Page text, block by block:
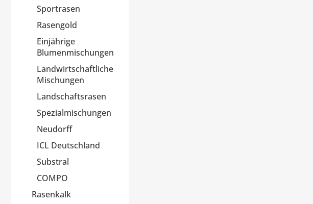
Sportrasen
Rasengold
Einjährige
Blumenmischungen
Landwirtschaftliche
Mischungen
Landschaftsrasen
Spezialmischungen
Neudorff
ICL Deutschland
Substral
COMPO
Rasenkalk